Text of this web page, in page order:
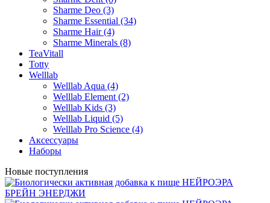
Sharme Deo (3)
Sharme Essential (34)
Sharme Hair (4)
Sharme Minerals (8)
TeaVitall
Totty
Welllab
Welllab Aqua (4)
Welllab Element (2)
Welllab Kids (3)
Welllab Liquid (5)
Welllab Pro Science (4)
Аксессуары
Наборы
Новые поступления